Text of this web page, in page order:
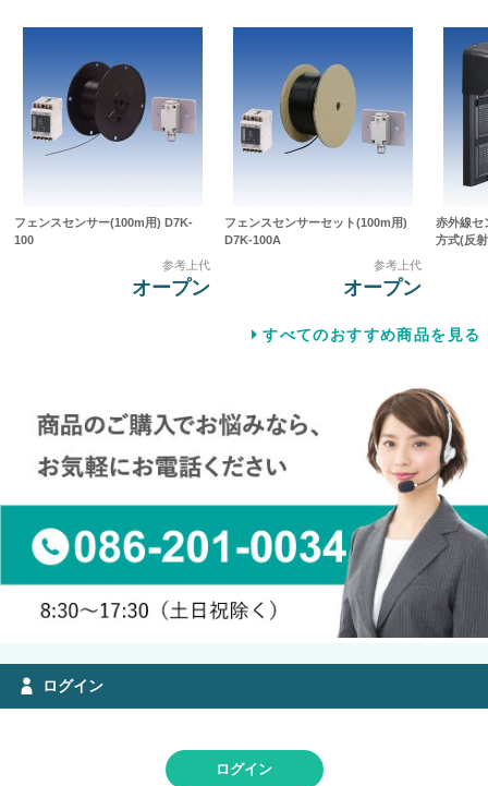
フェンスセンサー(100m用) D7K-
100
参考上代
オープン
フェンスセンサーセット(100m用)
D7K-100A
参考上代
オープン
赤外線セ
方式(反
すべてのおすすめ商品を見る
ログイン
ログイン